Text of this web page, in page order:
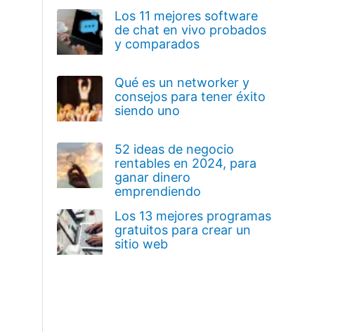
Los 11 mejores software
de chat en vivo probados
y comparados
Qué es un networker y
consejos para tener éxito
siendo uno
52 ideas de negocio
rentables en 2024, para
ganar dinero
emprendiendo
Los 13 mejores programas
gratuitos para crear un
sitio web